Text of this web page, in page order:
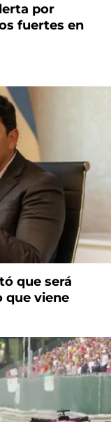
por
fuertes en
que será
que viene